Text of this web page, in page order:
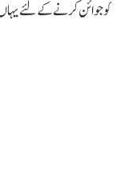
کو جوائن کرنے کے لئے